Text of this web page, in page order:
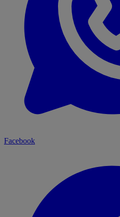
Facebook